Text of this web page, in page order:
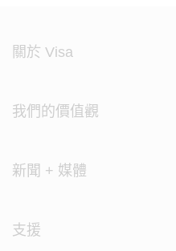
關於 Visa
我們的價值觀
新聞 + 媒體
支援